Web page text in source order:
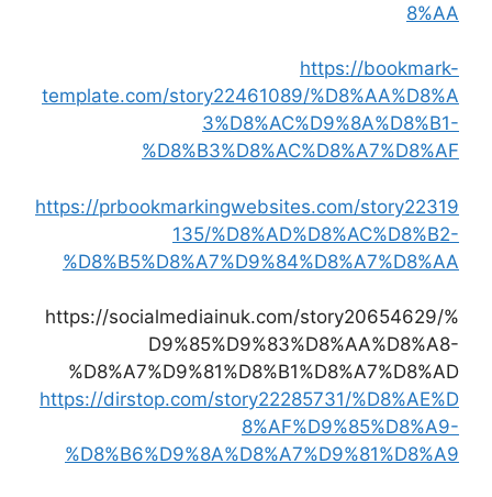
8%AA
https://bookmark-
template.com/story22461089/%D8%AA%D8%A
3%D8%AC%D9%8A%D8%B1-
%D8%B3%D8%AC%D8%A7%D8%AF
https://prbookmarkingwebsites.com/story22319
135/%D8%AD%D8%AC%D8%B2-
%D8%B5%D8%A7%D9%84%D8%A7%D8%AA
https://socialmediainuk.com/story20654629/%
D9%85%D9%83%D8%AA%D8%A8-
%D8%A7%D9%81%D8%B1%D8%A7%D8%AD
https://dirstop.com/story22285731/%D8%AE%D
8%AF%D9%85%D8%A9-
%D8%B6%D9%8A%D8%A7%D9%81%D8%A9